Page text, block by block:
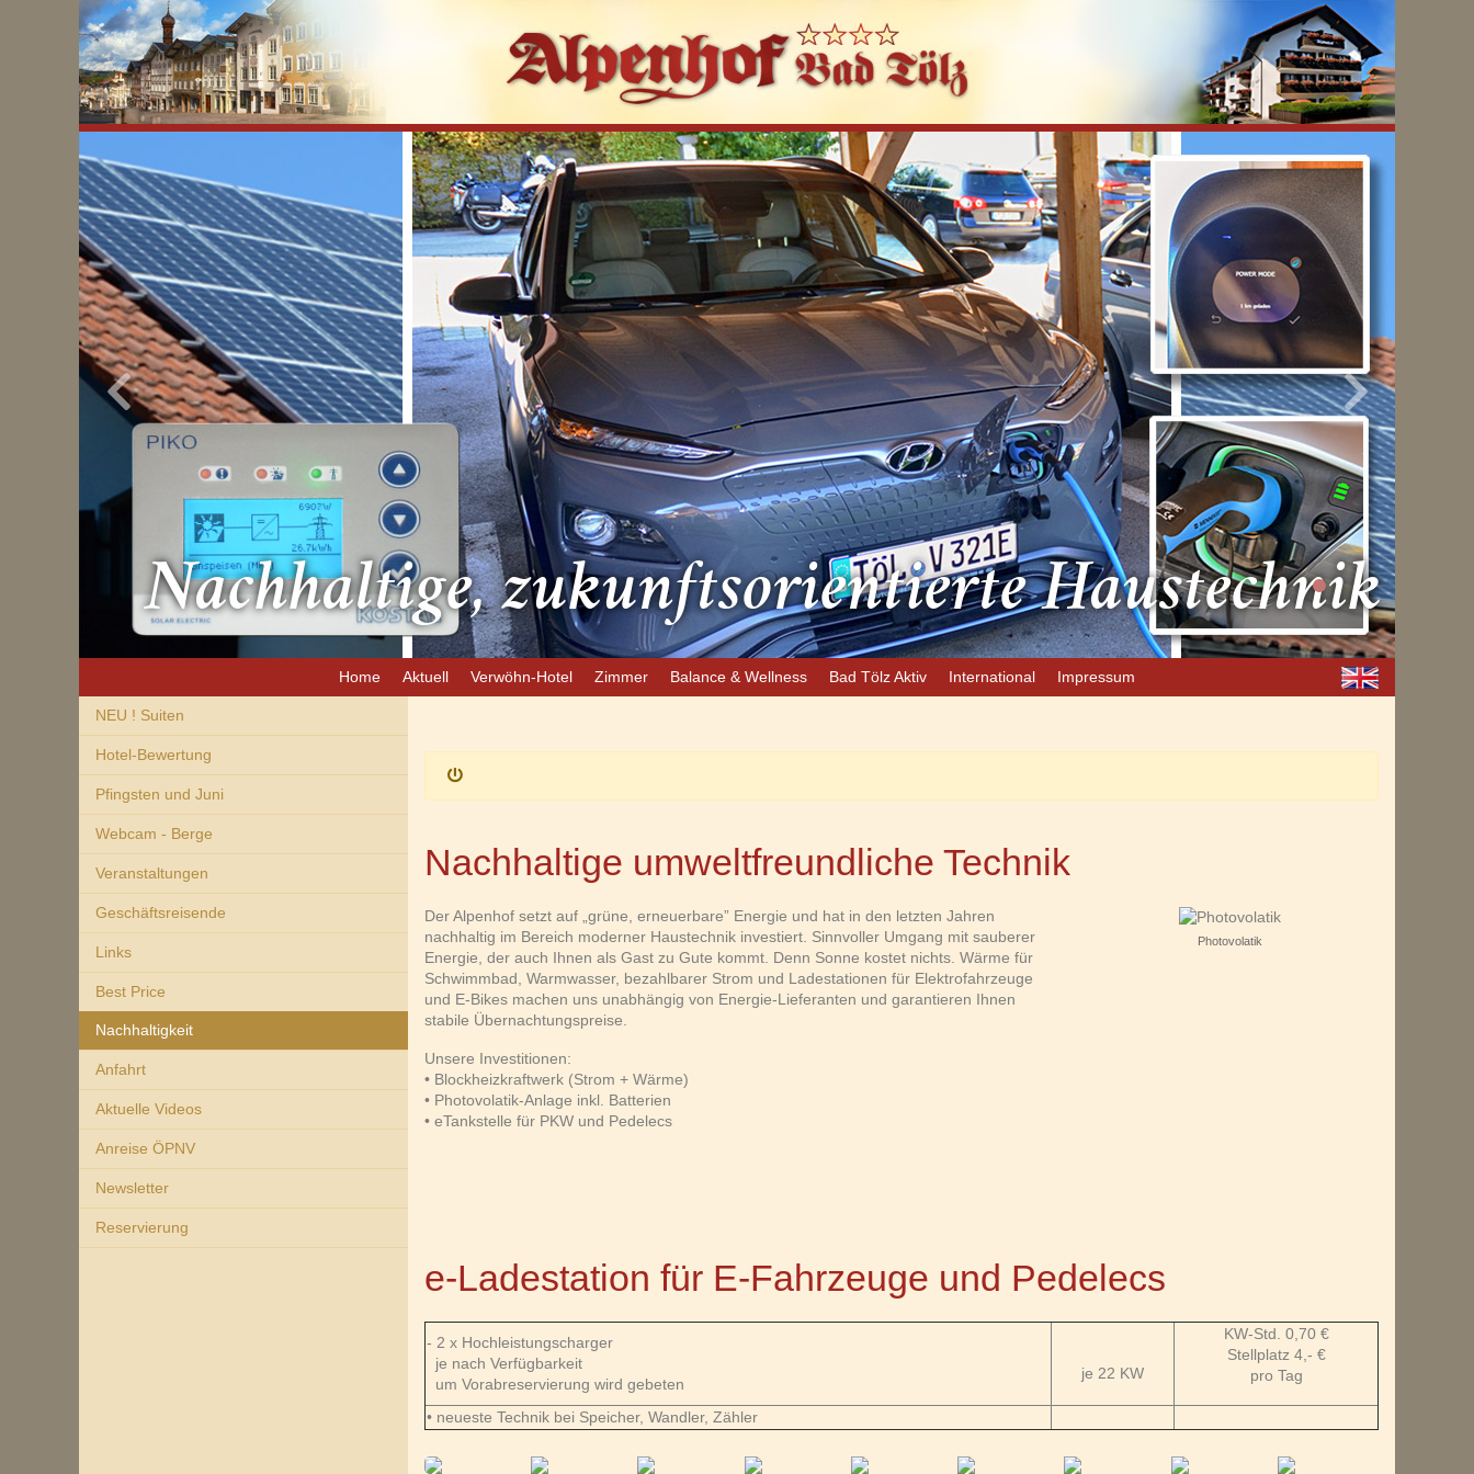
Nachhaltige, zukunftsorientierte Haustechnik
Home Aktuell Verwöhn-Hotel Zimmer Balance & Wellness Bad Tölz Aktiv International Impressum
NEU ! Suiten
Hotel-Bewertung
Pfingsten und Juni
Webcam - Berge
Veranstaltungen
Geschäftsreisende
Links
Best Price
Nachhaltigkeit
Anfahrt
Aktuelle Videos
Anreise ÖPNV
Newsletter
Reservierung
Nachhaltige umweltfreundliche Technik
Der Alpenhof setzt auf „grüne, erneuerbare” Energie und hat in den letzten Jahren
nachhaltig im Bereich moderner Haustechnik investiert. Sinnvoller Umgang mit sauberer
Energie, der auch Ihnen als Gast zu Gute kommt. Denn Sonne kostet nichts. Wärme für
Schwimmbad, Warmwasser, bezahlbarer Strom und Ladestationen für Elektrofahrzeuge
und E-Bikes machen uns unabhängig von Energie-Lieferanten und garantieren Ihnen
stabile Übernachtungspreise.
Unsere Investitionen:
• Blockheizkraftwerk (Strom + Wärme)
• Photovolatik-Anlage inkl. Batterien
• eTankstelle für PKW und Pedelecs
Photovolatik
e-Ladestation für E-Fahrzeuge und Pedelecs
- 2 x Hochleistungscharger
je nach Verfügbarkeit
um Vorabreservierung wird gebeten
je 22 KW
KW-Std. 0,70 €
Stellplatz 4,- €
pro Tag
• neueste Technik bei Speicher, Wandler, Zähler